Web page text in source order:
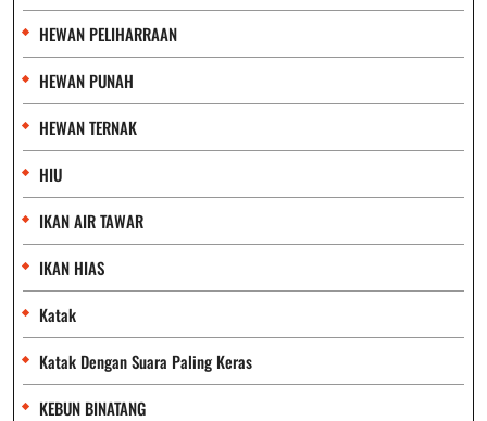
HEWAN PELIHARRAAN
HEWAN PUNAH
HEWAN TERNAK
HIU
IKAN AIR TAWAR
IKAN HIAS
Katak
Katak Dengan Suara Paling Keras
KEBUN BINATANG